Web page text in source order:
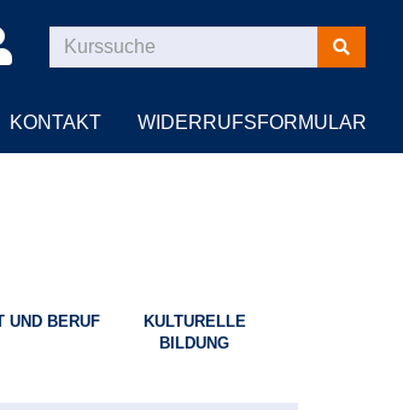
Kurse
suchen
KONTAKT WIDERRUFSFORMULAR
UND BERUF
KULTURELLE
BILDUNG